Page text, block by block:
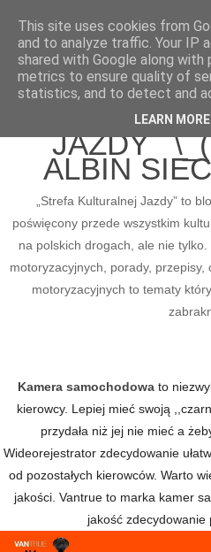
BLOG
STREFA
JAZDY
ALBIN
„Strefa Kulturalnej Jazdy” to
poświęcony przede wszystkim
na polskich drogach, ale nie
motoryzacyjnych, porady,
motoryzacyjnych to tematy
Kamera samochodowa to
kierowcy. Lepiej mieć swoją
przydała niż jej nie mieć a
Wideorejestrator zdecydowanie
od pozostałych kierowców. Warto
jakości. Vantrue to marka kamer
jakość zdecydowanie
This site uses cookies from
and to analyze traffic. Your IP
shared with Google along
metrics to ensure quality of
statistics, and to detect and
LEARN MORE